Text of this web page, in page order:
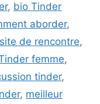
, bio Tinder
aborder,
de rencontre,
femme,
tinder,
, meilleur